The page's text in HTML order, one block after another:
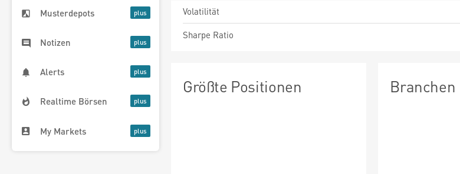
Musterdepots
Notizen
Alerts
Realtime Börsen
My Markets
Volatilität
Sharpe Ratio
Größte Positionen Branchen